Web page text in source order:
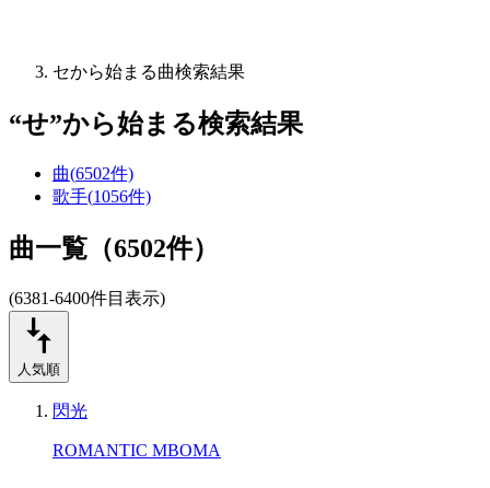
セから始まる曲検索結果
“せ”から始まる検索結果
曲(6502件)
歌手(1056件)
曲一覧（6502件）
(6381-6400件目表示)
人気順
閃光
ROMANTIC MBOMA